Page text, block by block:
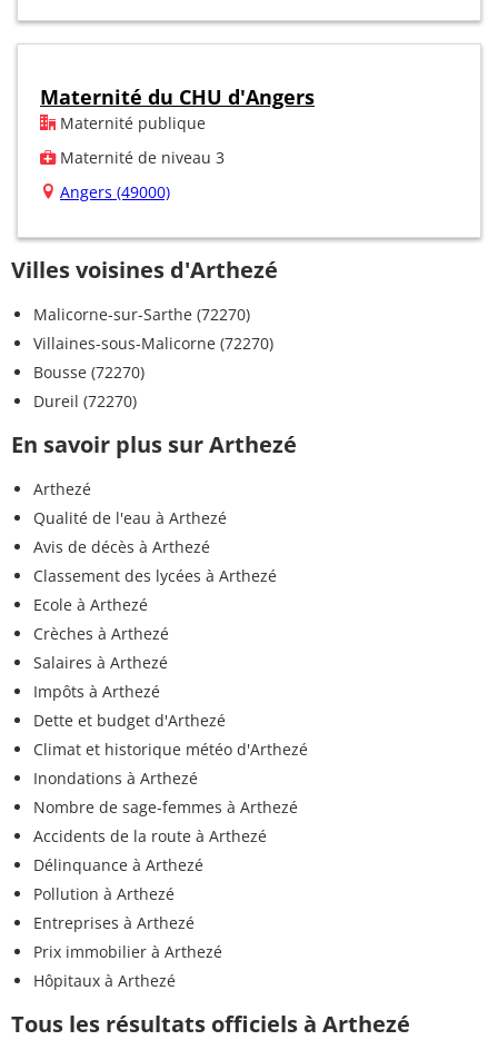
Maternité du CHU d'Angers
Maternité publique
Maternité de niveau 3
Angers (49000)
Villes voisines d'Arthezé
Malicorne-sur-Sarthe (72270)
Villaines-sous-Malicorne (72270)
Bousse (72270)
Dureil (72270)
En savoir plus sur Arthezé
Arthezé
Qualité de l'eau à Arthezé
Avis de décès à Arthezé
Classement des lycées à Arthezé
Ecole à Arthezé
Crèches à Arthezé
Salaires à Arthezé
Impôts à Arthezé
Dette et budget d'Arthezé
Climat et historique météo d'Arthezé
Inondations à Arthezé
Nombre de sage-femmes à Arthezé
Accidents de la route à Arthezé
Délinquance à Arthezé
Pollution à Arthezé
Entreprises à Arthezé
Prix immobilier à Arthezé
Hôpitaux à Arthezé
Tous les résultats officiels à Arthezé